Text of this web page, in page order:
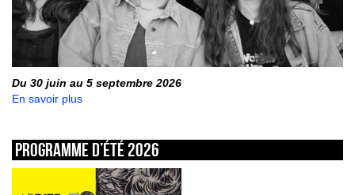
Du 30 juin au 5 septembre 2026
En savoir plus
Programme d’été 2026